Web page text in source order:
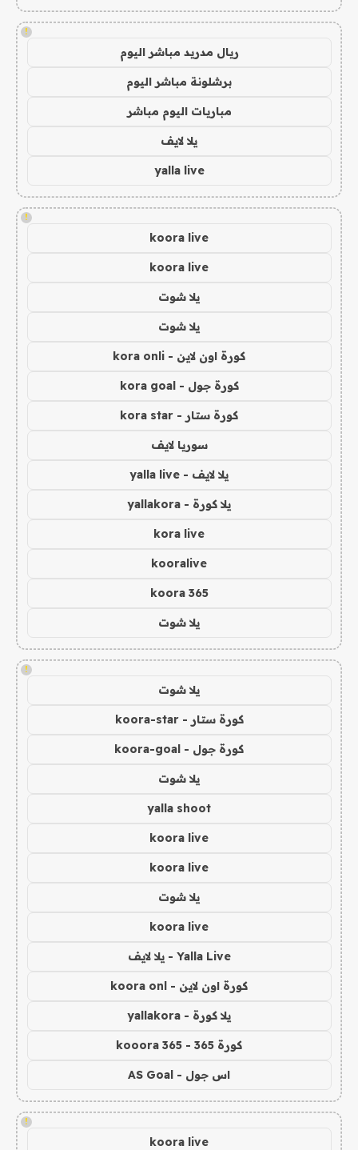
!
ريال مدريد مباشر اليوم
برشلونة مباشر اليوم
مباريات اليوم مباشر
يلا لايف
yalla live
!
koora live
koora live
يلا شوت
يلا شوت
كورة اون لاين - kora onli
كورة جول - kora goal
كورة ستار - kora star
سوريا لايف
يلا لايف - yalla live
يلا كورة - yallakora
kora live
kooralive
koora 365
يلا شوت
!
يلا شوت
كورة ستار - koora-star
كورة جول - koora-goal
يلا شوت
yalla shoot
koora live
koora live
يلا شوت
koora live
Yalla Live - يلا لايف
كورة اون لاين - koora onl
يلا كورة - yallakora
كورة 365 - kooora 365
اس جول - AS Goal
!
koora live